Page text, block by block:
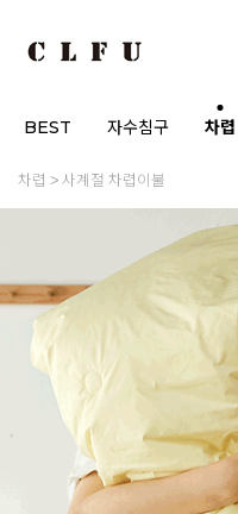
BEST 자수침구 차렵
차렵 사계절 차렵이불